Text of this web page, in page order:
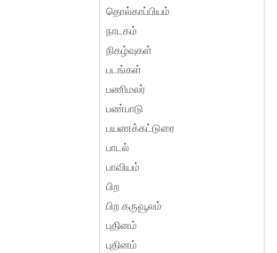
தொல்காப்பியம்
நாடகம்
நிகழ்வுகள்
படங்கள்
பணிமலர்
பண்பாடு
பயணக்கட்டுரை
பாடல்
பாவியம்
பிற
பிற கருவூலம்
புதினம்
புதினம்